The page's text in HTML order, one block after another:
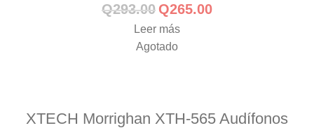
Q293.00 Q265.00
Leer más
Agotado
XTECH Morrighan XTH-565 Audífonos